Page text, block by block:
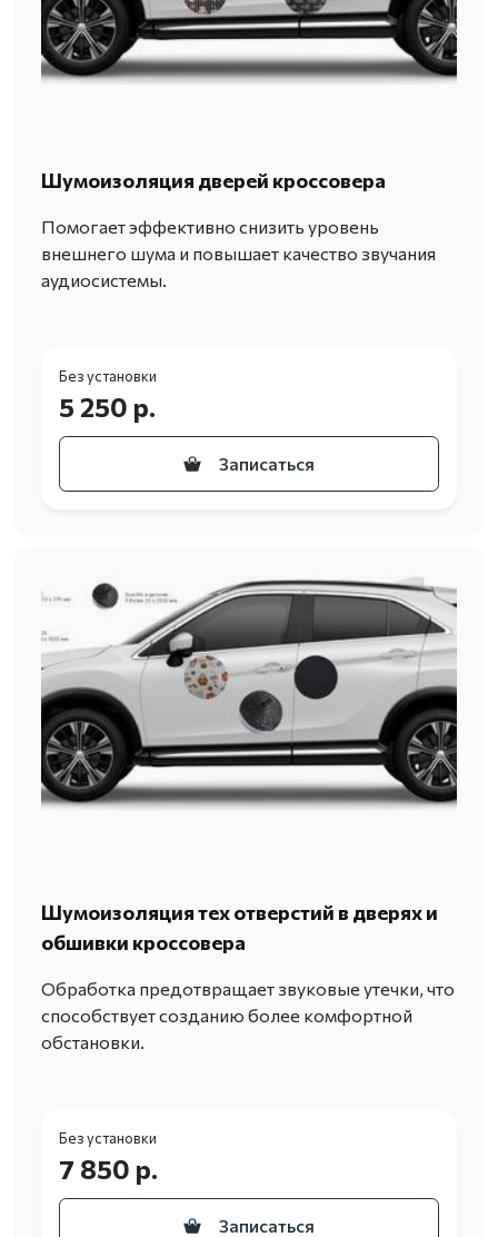
Шумоизоляция дверей кроссовера
Помогает эффективно снизить уровень
внешнего шума и повышает качество звучания
аудиосистемы.
Без установки
5 250 р.
Записаться
Шумоизоляция тех отверстий в дверях и
обшивки кроссовера
Обработка предотвращает звуковые утечки, что
способствует созданию более комфортной
обстановки.
Без установки
7 850 р.
Записаться